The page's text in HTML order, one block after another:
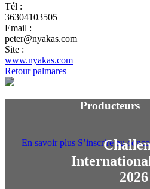
Tél :
36304103505
Email :
peter@nyakas.com
Site :
www.nyakas.com
Retour palmares
2026
Producteurs
En savoir plus S’inscrire au